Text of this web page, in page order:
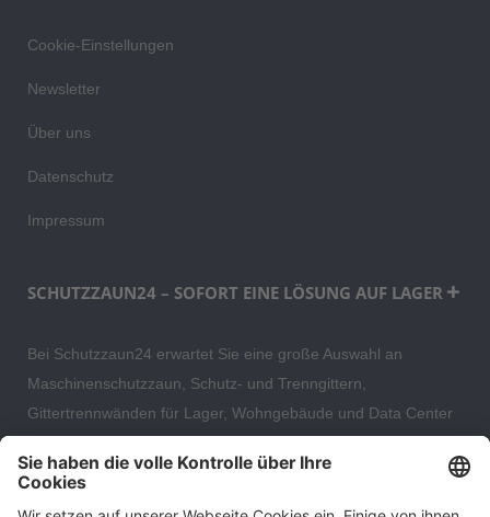
Cookie-Einstellungen
Newsletter
Über uns
Datenschutz
Impressum
SCHUTZZAUN24 – SOFORT EINE LÖSUNG AUF LAGER
Bei Schutzzaun24 erwartet Sie eine große Auswahl an
Maschinenschutzzaun, Schutz- und Trenngittern,
Gittertrennwänden für Lager, Wohngebäude und Data Center
hochwertige Gartenzäune und Zaunsysteme für die sichere